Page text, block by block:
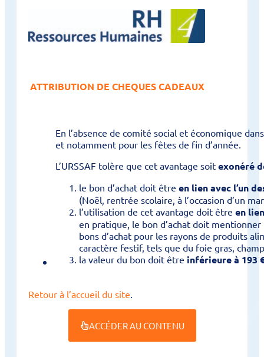
ATTRIBUTION DE CHEQUES CADEAUX
En l’absence de comité social et économique
et notamment pour les fêtes de fin d’année.
L’URSSAF tolère que cet avantage soit exonéré
le bon d’achat doit être en lien avec l’un
(Noël, rentrée scolaire, à l’occasion d’un
l’utilisation de cet avantage doit être en
en pratique, le bon d’achat doit
bons d’achat pour les rayons de produits
caractère festif, tels que du foie gras,
la valeur du bon doit être inférieure à 193
Retour à l’accueil du site.
ACCÉDER AU CONTENU